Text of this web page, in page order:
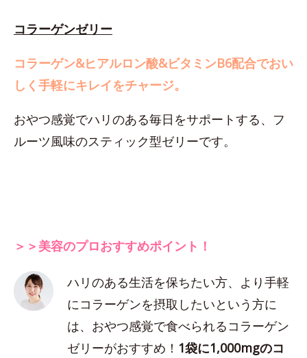
コラーゲンゼリー
コラーゲン&ヒアルロン酸&ビタミンB6配合でおい
しく手軽にキレイをチャージ。
おやつ感覚でハリのある毎日をサポートする、フ
ルーツ風味のスティック型ゼリーです。
＞＞美容のプロおすすめポイント！
ハリのある生活を保ちたい方、より手軽
にコラーゲンを摂取したいという方に
は、おやつ感覚で食べられるコラーゲン
ゼリーがおすすめ！ 1袋に1,000mgのコ